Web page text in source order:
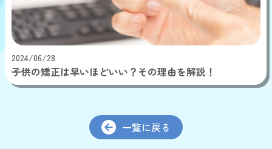
2024/06/28
子供の矯正は早いほどいい？その理由を解説！
一覧に戻る